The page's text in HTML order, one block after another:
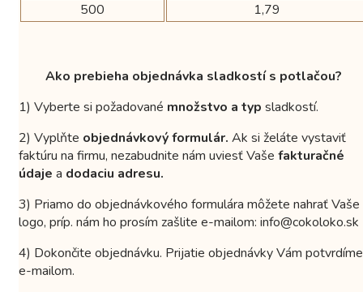
500
1,79
Ako prebieha objednávka sladkostí s potlačou?
1) Vyberte si požadované množstvo a typ sladkostí.
2) Vyplňte objednávkový formulár. Ak si želáte vystaviť
faktúru na firmu, nezabudnite nám uviesť Vaše fakturačné
údaje a dodaciu adresu.
3) Priamo do objednávkového formulára môžete nahrať Vaše
logo, príp. nám ho prosím zašlite e-mailom: info@cokoloko.sk
4) Dokončite objednávku. Prijatie objednávky Vám potvrdíme
e-mailom.